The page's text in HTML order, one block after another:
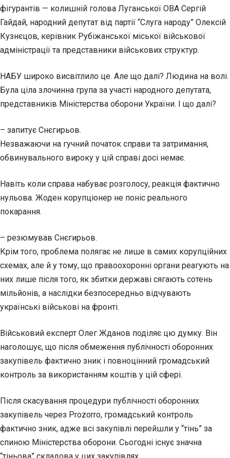
фігурантів — колишній голова Луганської ОВА Сергій
Гайдай, народний депутат від партії “Слуга народу” Олексій
Кузнєцов, керівник Рубіжанської міської військової
адміністрації та представники військових структур.
НАБУ широко висвітлило це. Але що далі? Людина на волі.
Була ціла злочинна група за участі народного депутата,
представників Міністерства оборони України. І що далі?
– запитує Снєгирьов.
Незважаючи на гучний початок справи та затримання,
обвинувального вироку у цій справі досі немає.
Навіть коли справа набуває розголосу, реакція фактично
нульова. Жоден корупціонер не поніс реального
покарання.
– резюмував Снєгирьов.
Крім того, проблема полягає не лише в самих корупційних
схемах, але й у тому, що правоохоронні органи реагують на
них лише після того, як збитки державі сягають сотень
мільйонів, а наслідки безпосередньо відчувають
українські військові на фронті.
Військовий експерт Олег Жданов поділяє цю думку. Він
наголошує, що після обмеження публічності оборонних
закупівель фактично зник і повноцінний громадський
контроль за використанням коштів у цій сфері.
Після скасування процедури публічності оборонних
закупівель через Prozorro, громадський контроль
фактично зник, адже всі закупівлі перейшли у “тінь” за
спиною Міністерства оборони. Сьогодні існує значна
“тіньова” складова у цих закупівлях.